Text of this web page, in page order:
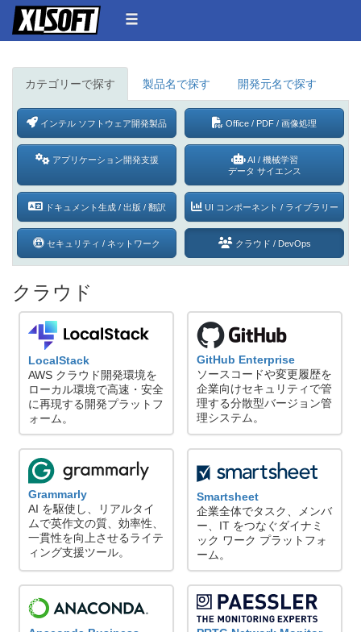
カテゴリーで探す 製品名で探す 開発元名で探す
インテル ソフトウェア開発製品 Office / PDF / 画像処理
アプリケーション開発支援
AI / 機械学習
データ サイエンス
ドキュメント生成 / 出版 / 翻訳 UI コンポーネント / ライブラリー
セキュリティ / ネットワーク クラウド / DevOps
クラウド
LocalStack
AWS クラウド開発環境を
ローカル環境で高速・安全
に再現する開発プラットフ
ォーム。
GitHub Enterprise
ソースコードや変更履歴を
企業向けセキュリティで管
理する分散型バージョン管
理システム。
Grammarly
AI を駆使し、リアルタイ
ムで英作文の質、効率性、
一貫性を向上させるライテ
ィング支援ツール。
Smartsheet
企業全体でタスク、メンバ
ー、IT をつなぐダイナミ
ック ワーク プラットフォ
ーム。